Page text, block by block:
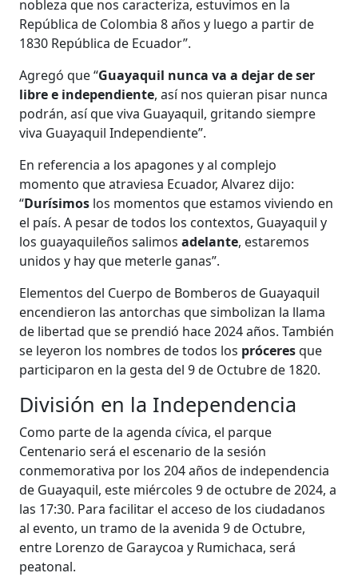
nobleza que nos caracteriza, estuvimos en la
República de Colombia 8 años y luego a partir de
1830 República de Ecuador”.
Agregó que “Guayaquil nunca va a dejar de ser
libre e independiente, así nos quieran pisar nunca
podrán, así que viva Guayaquil, gritando siempre
viva Guayaquil Independiente”.
En referencia a los apagones y al complejo
momento que atraviesa Ecuador, Alvarez dijo:
“Durísimos los momentos que estamos viviendo en
el país. A pesar de todos los contextos, Guayaquil y
los guayaquileños salimosadelante, estaremos
unidos y hay que meterle ganas”.
Elementos del Cuerpo de Bomberos de Guayaquil
encendieron las antorchas que simbolizan la llama
de libertad que se prendió hace 2024 años. También
se leyeron los nombres de todos los próceresque
participaron en la gesta del 9 de Octubre de 1820.
División en la Independencia
Como parte de la agenda cívica, el parque
Centenario será el escenario de la sesión
conmemorativa por los 204 años de independencia
de Guayaquil, este miércoles 9 de octubre de 2024, a
las 17:30. Para facilitar el acceso de los ciudadanos
al evento, un tramo de la avenida 9 de Octubre,
entre Lorenzo de Garaycoa y Rumichaca, será
peatonal.